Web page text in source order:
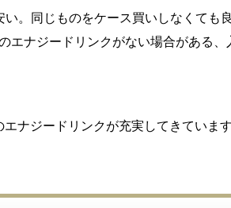
い。同じものをケース買いしなくても
エナジードリンクがない場合がある、
ナジードリンクが充実してきていま